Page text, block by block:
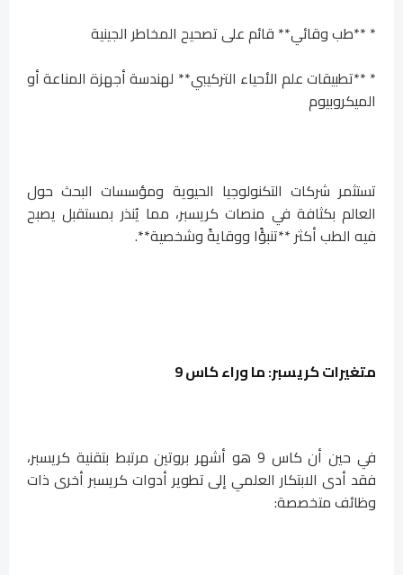
* **طب وقائي** قائم على تصحيح المخاطر الجينية
* **تطبيقات علم الأحياء التركيبي** لهندسة أجهزة المناعة أو
الميكروبيوم
تستثمر شركات التكنولوجيا الحيوية ومؤسسات البحث حول
العالم بكثافة في منصات كريسبر، مما يُنذر بمستقبل يصبح
فيه الطب أكثر **تنبؤًا ووقايةً وشخصية**.
متغيرات كريسبر: ما وراء كاس 9
في حين أن كاس 9 هو أشهر بروتين مرتبط بتقنية كريسبر،
فقد أدى الابتكار العلمي إلى تطوير أدوات كريسبر أخرى ذات
وظائف متخصصة: